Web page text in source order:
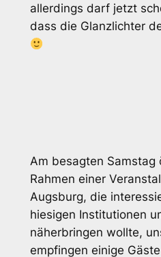
allerdings darf jetzt
dass die Glanzlichter
Am besagten Samstag
Rahmen einer
Augsburg, die
hiesigen Institutionen
näherbringen wollte,
empfingen einige